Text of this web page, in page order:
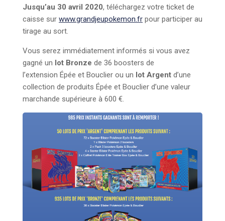
Jusqu’au 30 avril 2020, téléchargez votre ticket de
caisse sur www.grandjeupokemon.fr pour participer au
tirage au sort.
Vous serez immédiatement informés si vous avez
gagné un lot Bronze de 36 boosters de
l’extension Épée et Bouclier ou un lot Argent d’une
collection de produits Épée et Bouclier d’une valeur
marchande supérieure à 600 €.